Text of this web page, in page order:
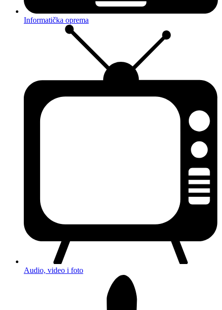
Informatička oprema
Audio, video i foto